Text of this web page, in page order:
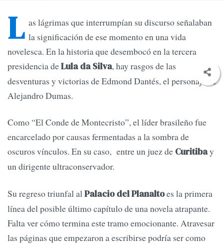
L as lágrimas que interrumpían su discurso señalaban
la significación de ese momento en una vida
novelesca. En la historia que desembocó en la tercera
presidencia deLula da Silva, hay rasgos de las
desventuras y victorias de Edmond Dantés, el personaje de
Alejandro Dumas.
Como “El Conde de Montecristo”, el líder brasileño fue
encarcelado por causas fermentadas a la sombra de
oscuros vínculos. En su caso, entre un juez de Curitibay
un dirigente ultraconservador.
Su regreso triunfal alPalacio del Planaltoes la primera
línea del posible último capítulo de una novela atrapante.
Falta ver cómo termina este tramo emocionante. Atravesar
las páginas que empezaron a escribirse podría ser como